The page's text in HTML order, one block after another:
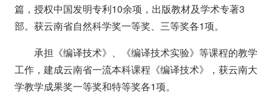
篇，授权中国发明专利10余项，出版教材及学术专著3
部。获云南省自然科学奖一等奖、三等奖各1项。
承担《编译技术》、《编译技术实验》等课程的教学
工作，建成云南省一流本科课程《编译技术》，获云南大
学教学成果奖一等奖和特等奖各1项。